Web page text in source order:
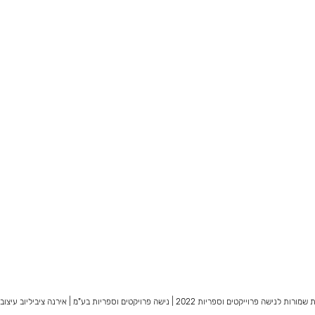
לנישה פרוייקטים וספריות 2022 נישה פרויקטים וספריות בע"מ |אירנה ציביליוב